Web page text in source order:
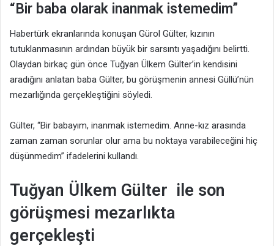
“Bir baba olarak inanmak istemedim”
Habertürk ekranlarında konuşan Gürol Gülter, kızının
tutuklanmasının ardından büyük bir sarsıntı yaşadığını belirtti.
Olaydan birkaç gün önce Tuğyan Ülkem Gülter’in kendisini
aradığını anlatan baba Gülter, bu görüşmenin annesi Güllü’nün
mezarlığında gerçekleştiğini söyledi.
Gülter, “Bir babayım, inanmak istemedim. Anne-kız arasında
zaman zaman sorunlar olur ama bu noktaya varabileceğini hiç
düşünmedim” ifadelerini kullandı.
Tuğyan Ülkem Gülter ile son
görüşmesi mezarlıkta
gerçekleşti